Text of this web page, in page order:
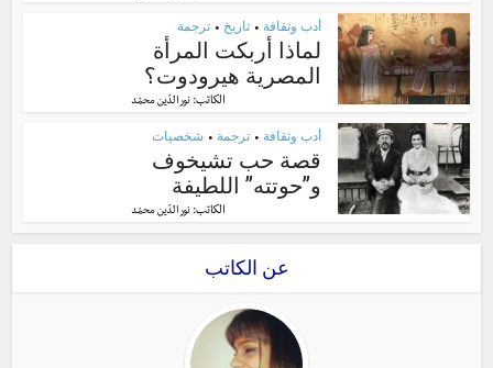
أدب وثقافة • تاريخ • ترجمة
لماذا أربكت المرأة
المصرية هيرودوت؟
الكاتب:نور الدّين محمّد
أدب وثقافة • ترجمة • شخصيات
قصة حب تشيخوف
و”حوتته” اللطيفة
الكاتب:نور الدّين محمّد
عن الكاتب